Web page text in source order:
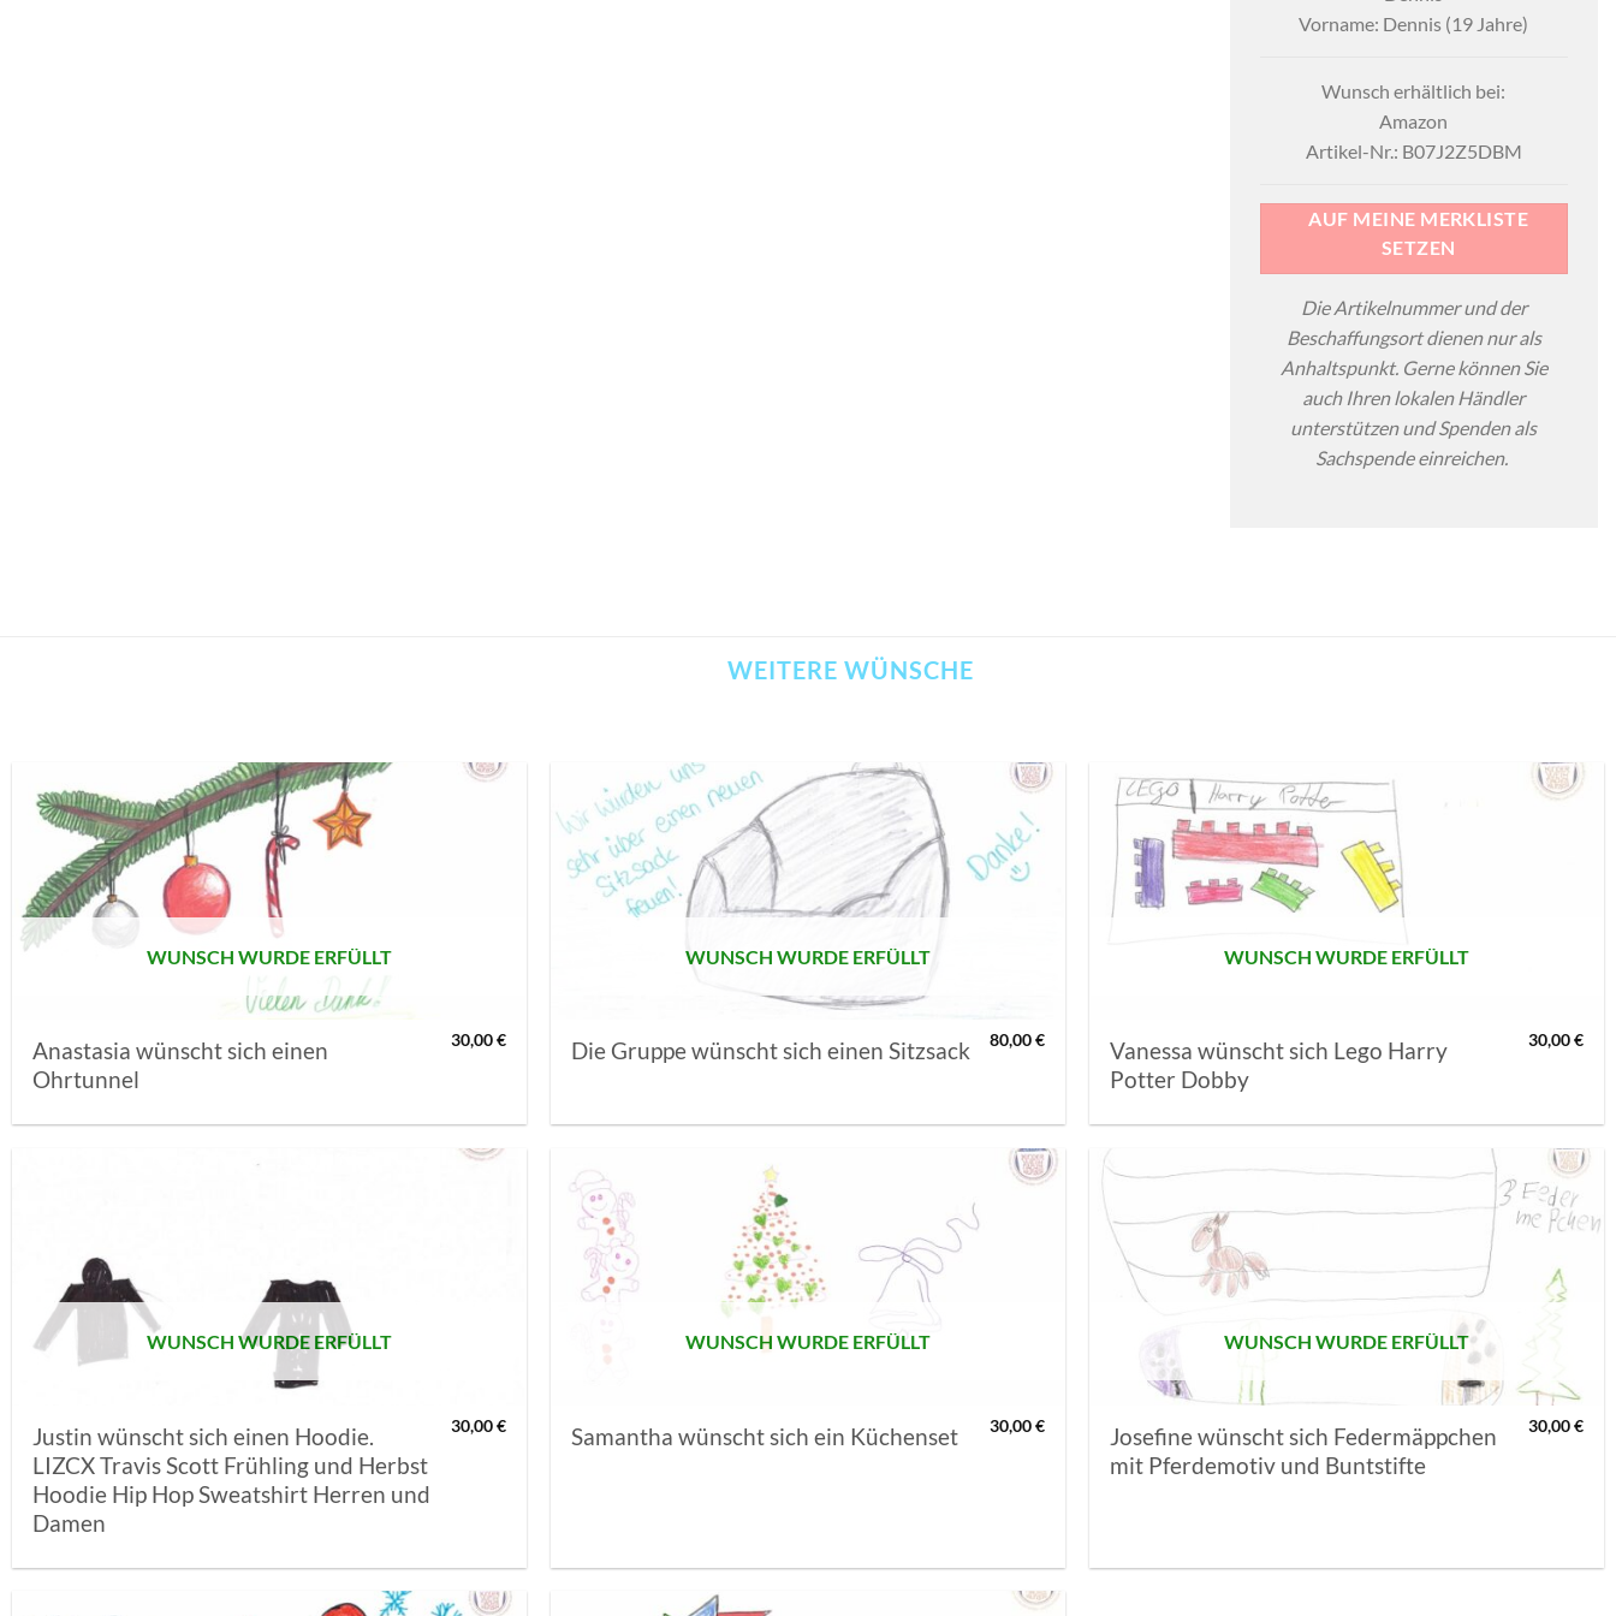
Vorname: Dennis (19 Jahre)
Wunsch erhältlich bei:
Amazon
Artikel-Nr.: B07J2Z5DBM
AUF MEINE MERKLISTE
SETZEN
Die Artikelnummer und der
Beschaffungsort dienen nur als
Anhaltspunkt. Gerne können Sie
auch Ihren lokalen Händler
unterstützen und Spenden als
Sachspende einreichen.
WEITERE WÜNSCHE
WUNSCH WURDE ERFÜLLT
Anastasia wünscht sich einen
Ohrtunnel
30,00€
AUF MEINE
MERKLISTE
SETZEN
WUNSCH WURDE ERFÜLLT
Die Gruppe wünscht sich einen Sitzsack 80,00€
WUNSCH WURDE ERFÜLLT
Vanessa wünscht sich Lego Harry
Potter Dobby
30,00€
WUNSCH WURDE ERFÜLLT
Justin wünscht sich einen Hoodie.
LIZCX Travis Scott Frühling und Herbst
Hoodie Hip Hop Sweatshirt Herren und
Damen
30,00€
AUF MEINE
MERKLISTE
WUNSCH WURDE ERFÜLLT
Samantha wünscht sich ein Küchenset 30,00€
AUF MEINE
MERKLISTE
WUNSCH WURDE ERFÜLLT
Josefine wünscht sich Federmäppchen
mit Pferdemotiv und Buntstifte
30,00€